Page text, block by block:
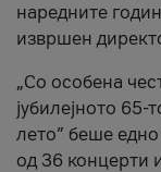
наредните
извршен
„Со особена
јубилејното
лето” беше
од 36 концерти